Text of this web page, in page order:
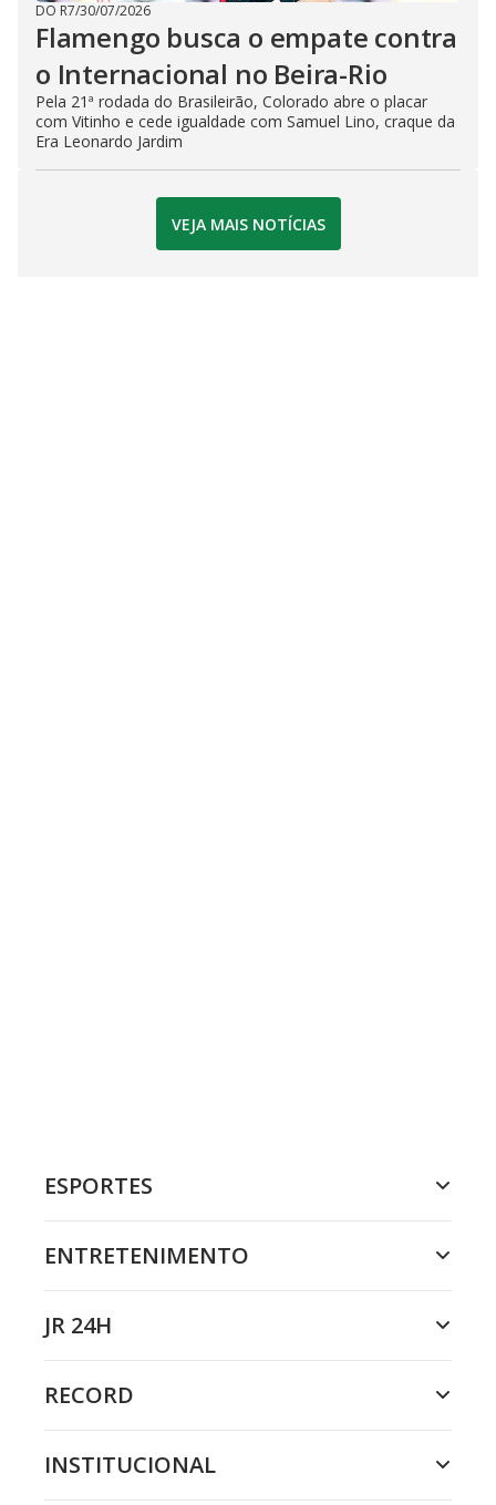
DO R7/30/07/2026
Flamengo busca o empate contra
o Internacional no Beira-Rio
Pela 21ª rodada do Brasileirão, Colorado abre o placar
com Vitinho e cede igualdade com Samuel Lino, craque da
Era Leonardo Jardim
VEJA MAIS NOTÍCIAS
ESPORTES
ENTRETENIMENTO
JR 24H
RECORD
INSTITUCIONAL